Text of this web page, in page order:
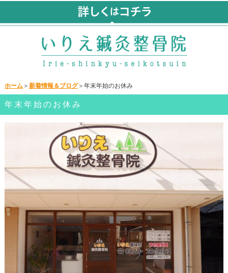
ホーム＞ 新着情報＆ブログ＞年末年始のお休み
年末年始のお休み